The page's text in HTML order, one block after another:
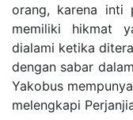
orang, karena inti
memiliki hikmat
dialami ketika
dengan sabar
Yakobus
melengkapi